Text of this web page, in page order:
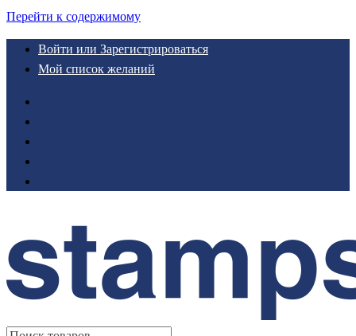
Перейти к содержимому
Войти или Зарегистрироваться
Мой список желаний